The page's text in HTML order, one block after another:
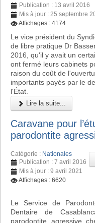
Publication : 13 avril 2016
Mis à jour : 25 septembre
Affichages : 4174
Le vice président du
de libre pratique Dr
2016, qu'il y avait un
ont fermé leurs cabinets
raison du coût de
importants payés par le
l'État.
Lire la suite...
Caravane pour
parodontite
Catégorie : Nationales
Publication : 7 avril 2016
Mis à jour : 9 avril 2021
Affichages : 6620
Le Service de
Dentaire de
parodontite agressive